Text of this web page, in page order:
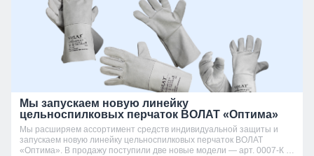
Мы запускаем новую линейку
цельноспилковых перчаток ВОЛАТ «Оптима»
Мы расширяем ассортимент средств индивидуальной защиты и
запускаем новую линейку цельноспилковых перчаток ВОЛАТ
«Оптима». В продажу поступили две новые модели — арт. 0007-К и